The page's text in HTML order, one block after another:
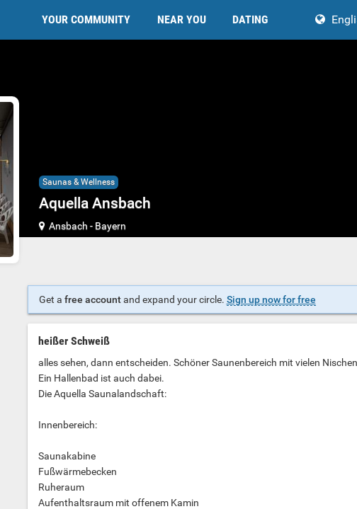
YOUR COMMUNITY NEAR YOU DATING
Saunas & Wellness
Aquella Ansbach
Ansbach - Bayern
Get a free accountand expand your circle. Sign up now for free
heißer Schweiß
alles sehen, dann entscheiden. Schöner Saunenbereich mit vielen
Ein Hallenbad ist auch dabei.
Die Aquella Saunalandschaft:
Innenbereich:
Saunakabine
Fußwärmebecken
Ruheraum
Aufenthaltsraum mit offenem Kamin